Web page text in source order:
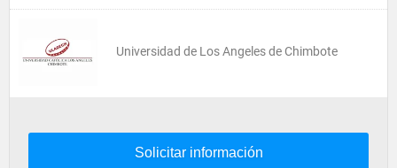
Universidad de Los Angeles de Chimbote
Solicitar información